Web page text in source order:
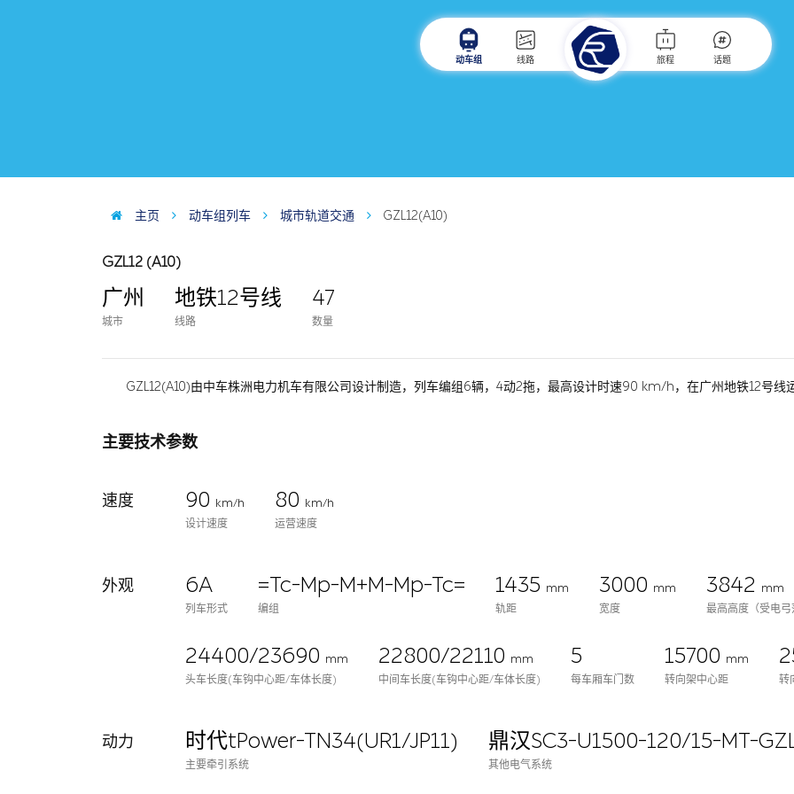
动车组 线路 旅程 话题
主页 动车组列车 城市轨道交通 GZL12(A10)
GZL12 (A10)
广州
城市
地铁12号线
线路
47
数量
GZL12(A10)由中车株洲电力机车有限公司设计制造，列车编组6辆，4动2拖，最高设计时速90 km/h，在广州地铁12号线
主要技术参数
速度 90 km/h
设计速度
80 km/h
运营速度
外观 6A
列车形式
=Tc-Mp-M+M-Mp-Tc=
编组
1435 mm
轨距
3000 mm
宽度
3842
mm
最高高度（受电弓
24400/23690 mm
头车长度(车钩中心距/车体长度)
22800/22110 mm
中间车长度(车钩中心距/车体长度)
5
每车厢车门数
15700 mm
转向架中心距
转
动力 时代tPower-TN34(UR1/JP11)
主要牵引系统
鼎汉SC3-U1500-120/15-MT-
其他电气系统